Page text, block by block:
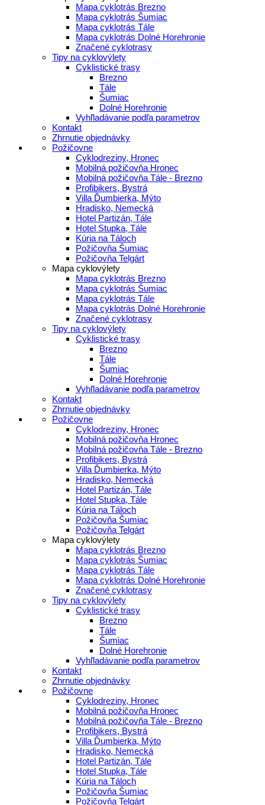
Mapa cyklotrás Brezno
Mapa cyklotrás Šumiac
Mapa cyklotrás Tále
Mapa cyklotrás Dolné Horehronie
Značené cyklotrasy
Tipy na cyklovýlety
Cyklistické trasy
Brezno
Tále
Šumiac
Dolné Horehronie
Vyhľladávanie podľa parametrov
Kontakt
Zhrnutie objednávky
Požičovne
Cyklodreziny, Hronec
Mobilná požičovňa Hronec
Mobilná požičovňa Tále - Brezno
Profibikers, Bystrá
Villa Ďumbierka, Mýto
Hradisko, Nemecká
Hotel Partizán, Tále
Hotel Stupka, Tále
Kúria na Táloch
Požičovňa Šumiac
Požičovňa Telgárt
Mapa cyklovýlety
Mapa cyklotrás Brezno
Mapa cyklotrás Šumiac
Mapa cyklotrás Tále
Mapa cyklotrás Dolné Horehronie
Značené cyklotrasy
Tipy na cyklovýlety
Cyklistické trasy
Brezno
Tále
Šumiac
Dolné Horehronie
Vyhľladávanie podľa parametrov
Kontakt
Zhrnutie objednávky
Požičovne
Cyklodreziny, Hronec
Mobilná požičovňa Hronec
Mobilná požičovňa Tále - Brezno
Profibikers, Bystrá
Villa Ďumbierka, Mýto
Hradisko, Nemecká
Hotel Partizán, Tále
Hotel Stupka, Tále
Kúria na Táloch
Požičovňa Šumiac
Požičovňa Telgárt
Mapa cyklovýlety
Mapa cyklotrás Brezno
Mapa cyklotrás Šumiac
Mapa cyklotrás Tále
Mapa cyklotrás Dolné Horehronie
Značené cyklotrasy
Tipy na cyklovýlety
Cyklistické trasy
Brezno
Tále
Šumiac
Dolné Horehronie
Vyhľladávanie podľa parametrov
Kontakt
Zhrnutie objednávky
Požičovne
Cyklodreziny, Hronec
Mobilná požičovňa Hronec
Mobilná požičovňa Tále - Brezno
Profibikers, Bystrá
Villa Ďumbierka, Mýto
Hradisko, Nemecká
Hotel Partizán, Tále
Hotel Stupka, Tále
Kúria na Táloch
Požičovňa Šumiac
Požičovňa Telgárt